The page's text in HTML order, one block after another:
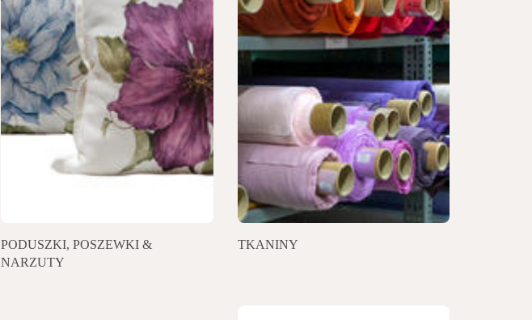
PODUSZKI, POSZEWKI &
NARZUTY
TKANINY